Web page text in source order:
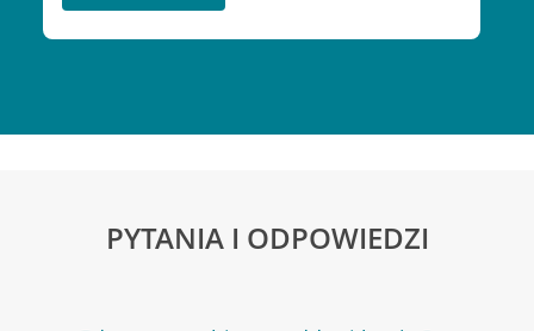
PYTANIA I ODPOWIEDZI